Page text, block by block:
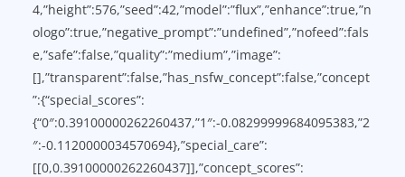
4,”height”:576,”seed”:42,”model”:”flux”,”enhance”:true,”n
ologo”:true,”negative_prompt”:”undefined”,”nofeed”:fals
e,”safe”:false,”quality”:”medium”,”image”:
[],”transparent”:false,”has_nsfw_concept”:false,”concept
”:{“special_scores”:
{“0″:0.39100000262260437,”1″:-0.08299999684095383,”2
″:-0.1120000034570694},”special_care”:
[[0,0.39100000262260437]],”concept_scores”: